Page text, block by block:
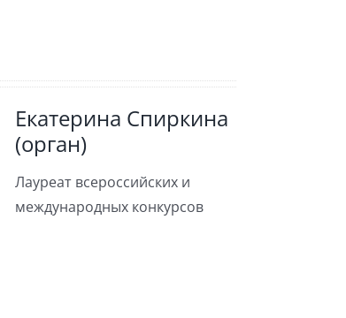
Екатерина Спиркина
(орган)
Лауреат всероссийских и
международных конкурсов